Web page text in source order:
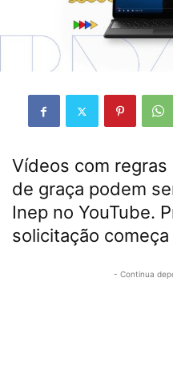
Vídeos com regras
de graça podem
Inep no YouTube.
solicitação começa
- Continua